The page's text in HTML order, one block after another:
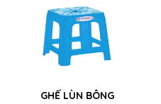
GHẾ LÙN BÔNG